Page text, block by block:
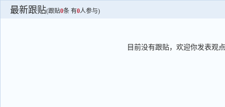
最新跟贴(跟贴0条 有0人参与)
目前没有跟贴，欢迎你发表观点